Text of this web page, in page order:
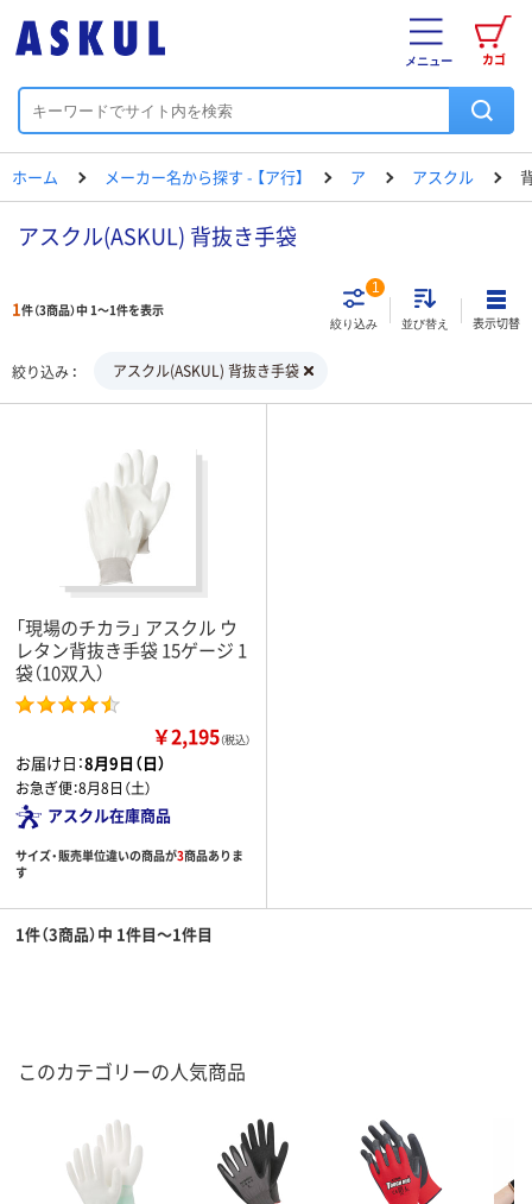
カゴ
メニュー
ホーム メーカー名から探す - 【ア行】 ア アスクル
アスクル(ASKUL) 背抜き手袋
1件（3商品）中 1～1件を表示
絞り込み
1
並び替え 表示切替
絞り込み アスクル(ASKUL) 背抜き手袋
「現場のチカラ」 アスクル ウ
レタン背抜き手袋 15ゲージ 1
袋（10双入）
￥2,195（税込）
お届け日：8月9日（日）
お急ぎ便：8月8日（土）
アスクル在庫商品
サイズ・販売単位違いの商品が3商品ありま
す
1件（3商品）中 1件目～1件目
このカテゴリーの人気商品